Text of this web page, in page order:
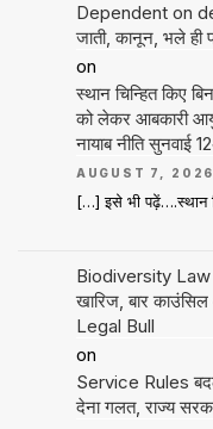
Dependent on
जाती, कानून, भले ही
on
स्थान चिन्हित किए
को लेकर आबकारी
नायाब नीति सुनवाई
AUGUST 7, 2026
[…] इसे भी पढ़ें….स्थान
Biodiversity Law
खारिज, बार
Legal Bull
on
Service Rules
देना गलत, राज्य